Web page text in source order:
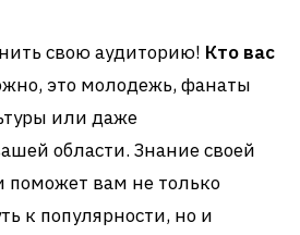
свою аудиторию! Кто вас
это молодежь, фанаты
или даже
области. Знание своей
поможет вам не только
к популярности, но и